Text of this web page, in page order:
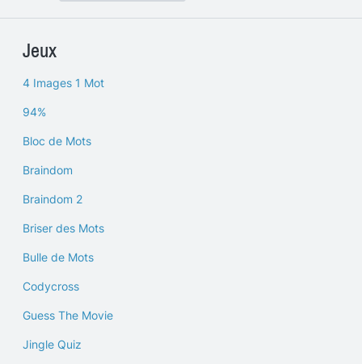
Jeux
4 Images 1 Mot
94%
Bloc de Mots
Braindom
Braindom 2
Briser des Mots
Bulle de Mots
Codycross
Guess The Movie
Jingle Quiz